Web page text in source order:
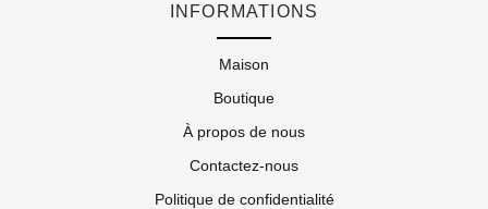
INFORMATIONS
Maison
Boutique
À propos de nous
Contactez-nous
Politique de confidentialité